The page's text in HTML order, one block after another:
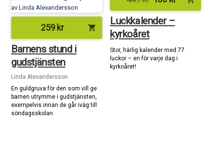
259kr shopping_cart
Barnens stund i
gudstjänsten
Linda Alexandersson
En guldgruva för den som vill ge
barnen utrymme i gudstjänsten,
exempelvis innan de går iväg till
söndagsskolan.
Luckkalender –
kyrkoåret
Stor, härlig kalender med 77
luckor – en för varje dag i
kyrkoåret!